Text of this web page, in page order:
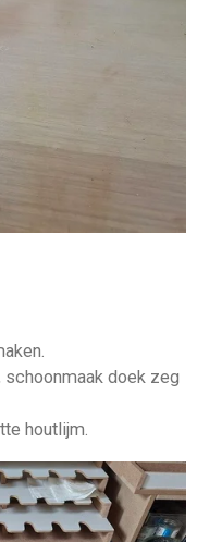
schoonmaak doek zeg
houtlijm.